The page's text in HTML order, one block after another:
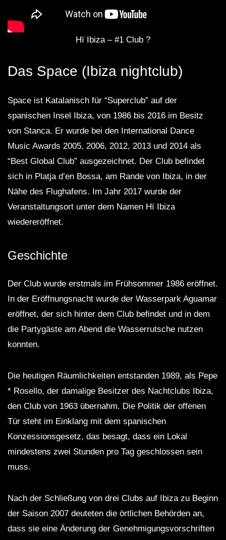
Hï Ibiza – #1 Club ?
Das Space (Ibiza nightclub)
Space ist Katalanisch für “Superclub” auf der
spanischen Insel Ibiza, von 1986 bis 2016 im Besitz
von Stanca. Er wurde bei den International Dance
Music Awards 2005, 2006, 2012, 2013 und 2014 als
“Best Global Club” ausgezeichnet. Der Club befindet
sich in Platja d’en Bossa, am Rande von Ibiza, in der
Nähe des Flughafens. Im Jahr 2017 wurde der
Veranstaltungsort unter dem Namen Hï Ibiza
wiedereröffnet.
Geschichte
Der Club wurde erstmals im Frühsommer 1986 eröffnet.
In der Eröffnungsnacht wurde der Wasserpark Aguamar
eröffnet, der sich hinter dem Club befindet und in dem
die Partygäste am Abend die Wasserrutsche nutzen
konnten.
Die heutigen Räumlichkeiten entstanden 1989, als Pepe
* Rosello, der damalige Besitzer des Nachtclubs Ibiza,
den Club von 1963 übernahm. Die Politik der offenen
Tür steht im Einklang mit dem spanischen
Konzessionsgesetz, das besagt, dass ein Lokal
mindestens zwei Stunden pro Tag geschlossen sein
muss.
Nach der Schließung von drei Clubs auf Ibiza zu Beginn
der Saison 2007 deuteten die örtlichen Behörden an,
dass sie eine Änderung der Genehmigungsvorschriften